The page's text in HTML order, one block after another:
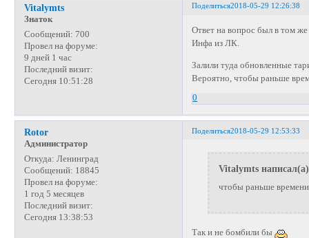
Поделиться2018-05-29 12:26:38
Vitalymts
Знаток
Сообщений: 700
Провел на форуме:
9 дней 1 час
Последний визит:
Сегодня 10:51:28
Ответ на вопрос был в том же
Инфа из ЛК.
Залили туда обновленные
Вероятно, чтобы раньше
0
Поделиться2018-05-29 12:53:33
Rotor
Администратор
Откуда: Ленинград
Сообщений: 18845
Провел на форуме:
1 год 5 месяцев
Последний визит:
Сегодня 13:38:53
Vitalymts
чтобы раньше
Так и не бомбили бы